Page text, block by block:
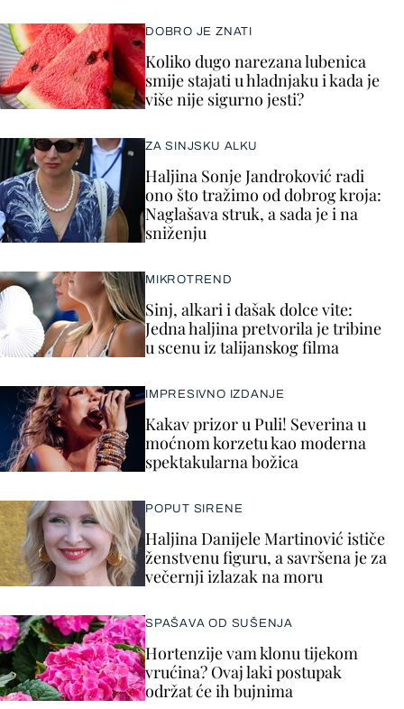
DOBRO JE ZNATI
Koliko dugo narezana lubenica
smije stajati u hladnjaku i kada je
više nije sigurno jesti?
ZA SINJSKU ALKU
Haljina Sonje Jandroković radi
ono što tražimo od dobrog kroja:
Naglašava struk, a sada je i na
sniženju
MIKROTREND
Sinj, alkari i dašak dolce vite:
Jedna haljina pretvorila je tribine
u scenu iz talijanskog filma
IMPRESIVNO IZDANJE
Kakav prizor u Puli! Severina u
moćnom korzetu kao moderna
spektakularna božica
POPUT SIRENE
Haljina Danijele Martinović ističe
ženstvenu figuru, a savršena je za
večernji izlazak na moru
SPAŠAVA OD SUŠENJA
Hortenzije vam klonu tijekom
vrućina? Ovaj laki postupak
održat će ih bujnima